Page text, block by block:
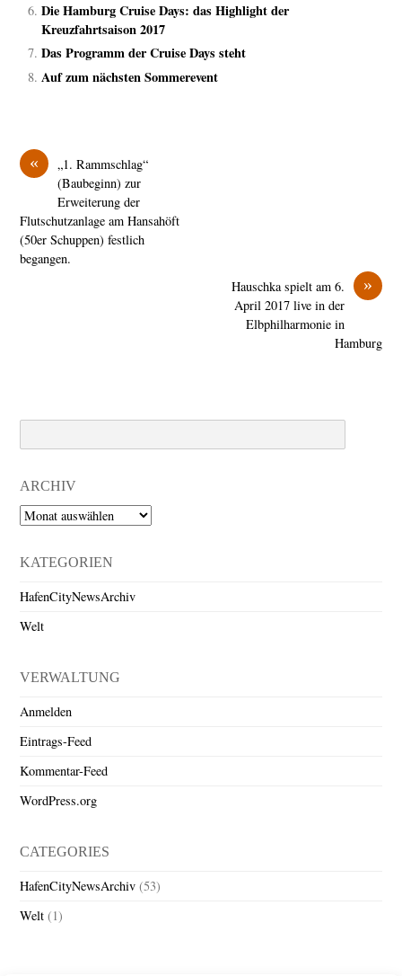
Die Hamburg Cruise Days: das Highlight der
Kreuzfahrtsaison 2017
Das Programm der Cruise Days steht
Auf zum nächsten Sommerevent
«
„1. Rammschlag“
(Baubeginn) zur
Erweiterung der
Flutschutzanlage am Hansahöft
(50er Schuppen) festlich
begangen.
»
Hauschka spielt am 6.
April 2017 live in der
Elbphilharmonie in
Hamburg
ARCHIV
Archiv
KATEGORIEN
HafenCityNewsArchiv
Welt
VERWALTUNG
Anmelden
Eintrags-Feed
Kommentar-Feed
WordPress.org
CATEGORIES
HafenCityNewsArchiv (53)
Welt (1)